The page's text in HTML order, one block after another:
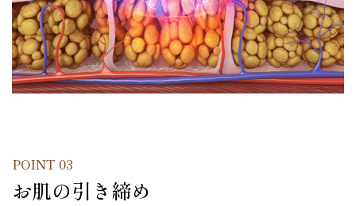
POINT 03
お肌の引き締め